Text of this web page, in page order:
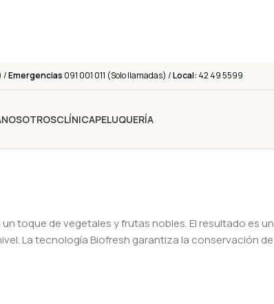
/Emergencias 091 001 011 (Solo llamadas) /Local: 42 49 5599
NOSOTROSCLÍNICAPELUQUERÍA
toque de vegetales y frutas nobles. El resultado es un
La tecnología Biofresh garantiza la conservación de